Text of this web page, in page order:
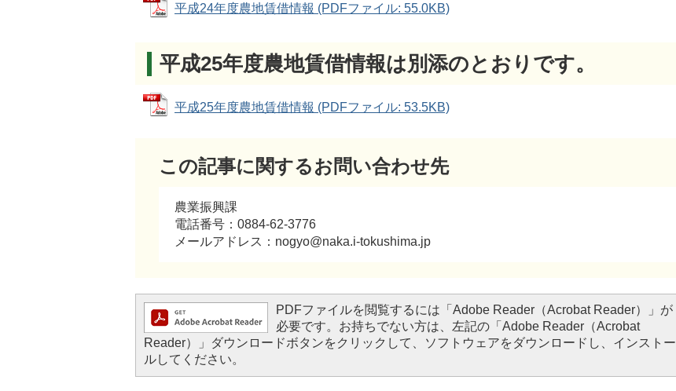
平成24年度農地賃借情報 (PDFファイル: 55.0KB)
平成25年度農地賃借情報は別添のとおりです。
平成25年度農地賃借情報 (PDFファイル: 53.5KB)
この記事に関するお問い合わせ先
農業振興課
電話番号：0884-62-3776
​​​​​​​メールアドレス：nogyo@naka.i-tokushima.jp
PDFファイルを閲覧するには「Adobe Reader（Acrobat Reader）」が
必要です。お持ちでない方は、左記の「Adobe Reader（Acrobat
Reader）」ダウンロードボタンをクリックして、ソフトウェアをダウンロードし、インストー
ルしてください。